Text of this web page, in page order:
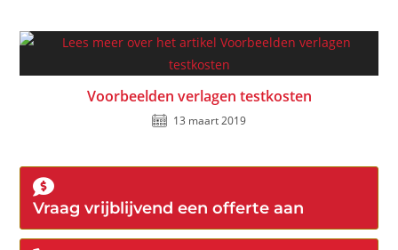
Voorbeelden verlagen testkosten
13 maart 2019
Vraag vrijblijvend een offerte aan